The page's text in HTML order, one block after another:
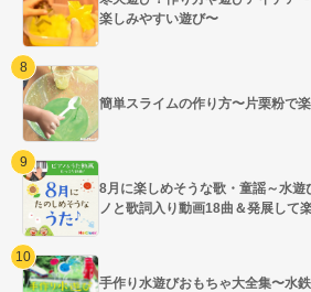
楽しみやすい遊び〜
簡単スライムの作り方〜片栗粉で
8月に楽しめそうな歌・童謡～水
ノと歌詞入り動画18曲＆発展して
手作り水遊びおもちゃ大全集〜水